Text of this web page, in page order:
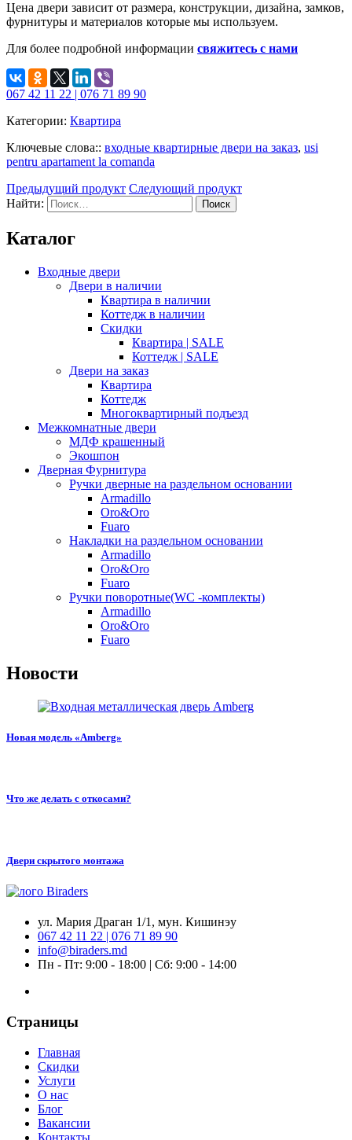
Цена двери зависит от размера, конструкции, дизайна, замков,
фурнитуры и материалов которые мы используем.
Для более подробной информации свяжитесь с нами
067 42 11 22 | 076 71 89 90
Категории: Квартира
Ключевые слова:: входные квартирные двери на заказ, usi
pentru apartament la comanda
Предыдущий продукт Следующий продукт
Найти:
Каталог
Входные двери
Двери в наличии
Квартира в наличии
Коттедж в наличии
Скидки
Квартира | SALE
Коттедж | SALE
Двери на заказ
Квартира
Коттедж
Многоквартирный подъезд
Межкомнатные двери
МДФ крашенный
Экошпон
Дверная Фурнитура
Ручки дверные на раздельном основании
Armadillo
Oro&Oro
Fuaro
Накладки на раздельном основании
Armadillo
Oro&Oro
Fuaro
Ручки поворотные(WC -комплекты)
Armadillo
Oro&Oro
Fuaro
Новости
Новая модель «Amberg»
Что же делать с откосами?
Двери скрытого монтажа
ул. Мария Драган 1/1, мун. Кишинэу
067 42 11 22 | 076 71 89 90
info@biraders.md
Пн - Пт: 9:00 - 18:00 | Сб: 9:00 - 14:00
Страницы
Главная
Скидки
Услуги
О нас
Блог
Вакансии
Контакты